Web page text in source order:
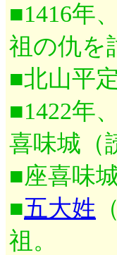
■1416年
祖の仇を
■北山平
■1422年
喜味城（
■座喜味
■五大姓
祖。